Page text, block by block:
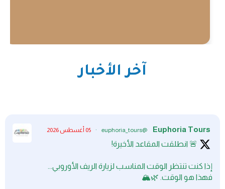
آخر الأخبار
Euphoria Tours
· 05 أغسطس 2026
🚨 انطلقت المقاعد الأخيرة!
إذا كنت تنتظر الوقت المناسب لزيارة الريف الأوروبي...
فهذا هو الوقت. 🌿🏔️